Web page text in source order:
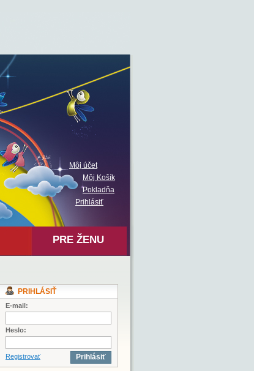
Môj účet
Môj Košík
Pokladňa
Prihlásiť
PRE ŽENU
PRIHLÁSIŤ
E-mail:
Heslo:
Registrovať Prihlásiť